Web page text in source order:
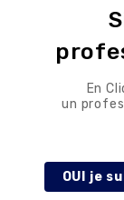
En
un
OUI je